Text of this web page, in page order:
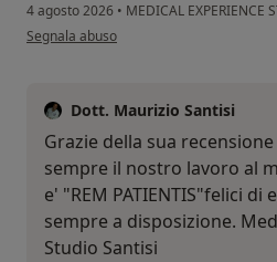
4 agosto 2026 • MEDICAL EXPERIENCE
secondo l'opinione dell'utente Camilla
Segnala abuso
Dott. Maurizio Santisi
Grazie della sua
sempre il nostro lavoro al
e' "REM PATIENTIS"felici di
sempre a disposizione.
Studio Santisi